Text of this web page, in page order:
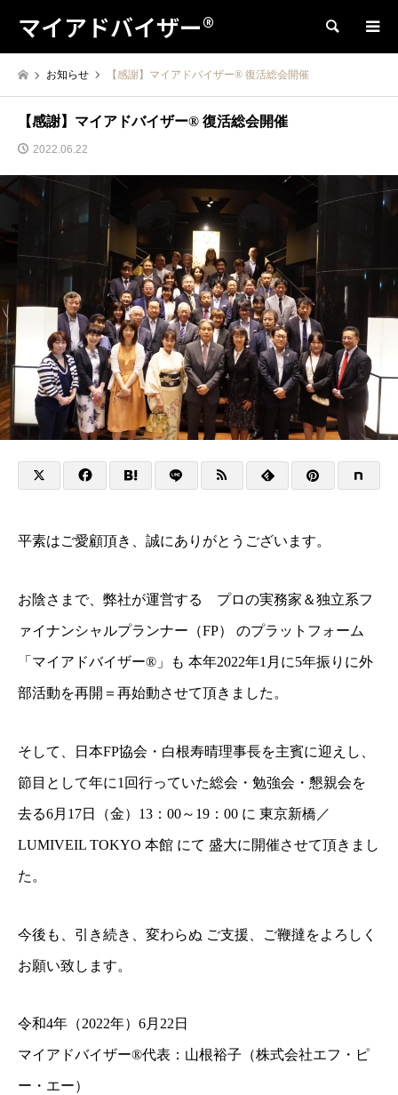
マイアドバイザー® 検索
お知らせ 【感謝】マイアドバイザー® 復活総会開催
【感謝】マイアドバイザー® 復活総会開催
2022.06.22
平素はご愛顧頂き、誠にありがとうございます。
お陰さまで、弊社が運営する プロの実務家＆独立系フ
ァイナンシャルプランナー（FP） のプラットフォーム
「マイアドバイザー®」も 本年2022年1月に5年振りに外
部活動を再開＝再始動させて頂きました。
そして、日本FP協会・白根寿晴理事長を主賓に迎えし、
節目として年に1回行っていた総会・勉強会・懇親会を
去る6月17日（金） 13：00～19：00 に 東京新橋／
LUMIVEIL TOKYO 本館 にて 盛大に開催させて頂きまし
た。
今後も、引き続き、変わらぬ ご支援、ご鞭撻をよろしく
お願い致します。
令和4年（2022年）6月22日
マイアドバイザー®代表：山根裕子（株式会社エフ・ピ
ー・エー）